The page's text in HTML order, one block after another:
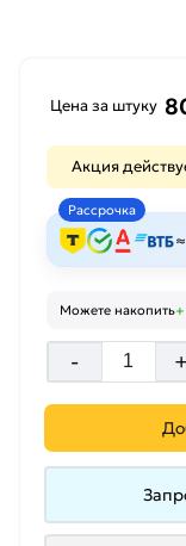
Цена за штуку
Акция
Рассрочка
≈
Можете накопить
- +